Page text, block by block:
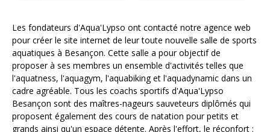
Les fondateurs d'Aqua'Lypso ont contacté notre agence web
pour créer le site internet de leur toute nouvelle salle de sports
aquatiques à Besançon. Cette salle a pour objectif de
proposer à ses membres un ensemble d'activités telles que
l'aquafitness, l'aquagym, l'aquabiking et l'aquadynamic dans un
cadre agréable. Tous les coachs sportifs d'Aqua'Lypso
Besançon sont des maîtres-nageurs sauveteurs diplômés qui
proposent également des cours de natation pour petits et
grands ainsi qu'un espace détente. Après l'effort, le réconfort :